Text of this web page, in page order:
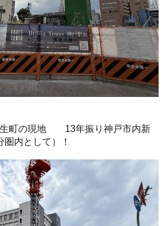
生町の現地 13年振り神戸市内新
内として）！